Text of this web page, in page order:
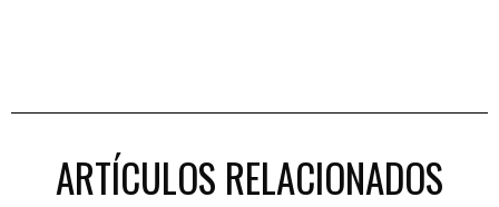
ARTÍCULOS RELACIONADOS